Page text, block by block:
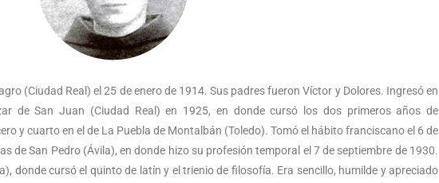
(Ciudad Real) el 25 de enero de 1914. Sus padres fueron Víctor y Dolores. Ingresó en
de San Juan (Ciudad Real) en 1925, en donde cursó los dos primeros años de
y cuarto en el de La Puebla de Montalbán (Toledo). Tomó el hábito franciscano el 6 de
de San Pedro (Ávila), en donde hizo su profesión temporal el 7 de septiembre de 1930.
donde cursó el quinto de latín y el trienio de filosofía. Era sencillo, humilde y apreciado